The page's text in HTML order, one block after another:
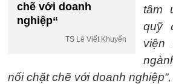
chẽ với doanh
nghiệp“
TS Lê Viết Khuyến
tâm
quỹ
viện
nối chặt chẽ với doanh nghiệp“,